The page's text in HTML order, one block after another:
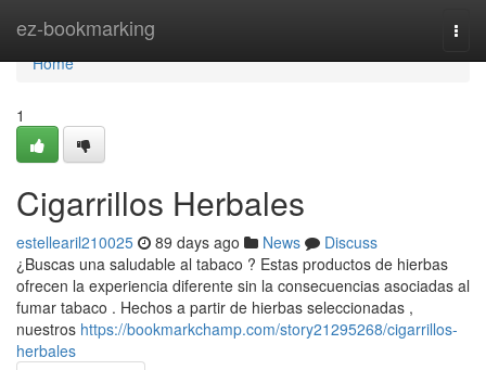
ez-bookmarking
Home
Home
1
Cigarrillos Herbales
estellearil210025 89 days ago News
Discuss
¿Buscas una saludable al tabaco ? Estas productos de hierbas
ofrecen la experiencia diferente sin la consecuencias asociadas al
fumar tabaco . Hechos a partir de hierbas seleccionadas ,
nuestros https://bookmarkchamp.com/story21295268/cigarrillos-
herbales